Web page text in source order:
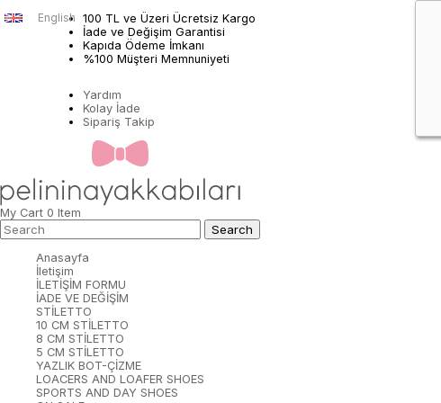
100 TL ve Üzeri Ücretsiz Kargo
İade ve Değişim Garantisi
Kapıda Ödeme İmkanı
%100 Müşteri Memnuniyeti
Yardım
Kolay İade
Sipariş Takip
English
My Cart 0 Item
Anasayfa
İletişim
İLETİŞİM FORMU
İADE VE DEĞİŞİM
STİLETTO
10 CM STİLETTO
8 CM STİLETTO
5 CM STİLETTO
YAZLIK BOT-ÇİZME
LOACERS AND LOAFER SHOES
SPORTS AND DAY SHOES